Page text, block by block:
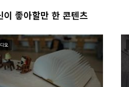
이 좋아할만 한 콘텐츠
오